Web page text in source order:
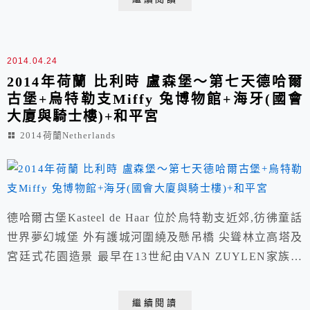
2014.04.24
2014年荷蘭 比利時 盧森堡～第七天德哈爾
古堡+烏特勒支Miffy 兔博物館+海牙(國會
大廈與騎士樓)+和平宮
2014荷蘭Netherlands
德哈爾古堡Kasteel de Haar 位於烏特勒支近郊,彷彿童話
世界夢幻城堡 外有護城河圍繞及懸吊橋 尖聳林立高塔及
宮廷式花園造景 最早在13世紀由VAN ZUYLEN家族所
繼續閱讀